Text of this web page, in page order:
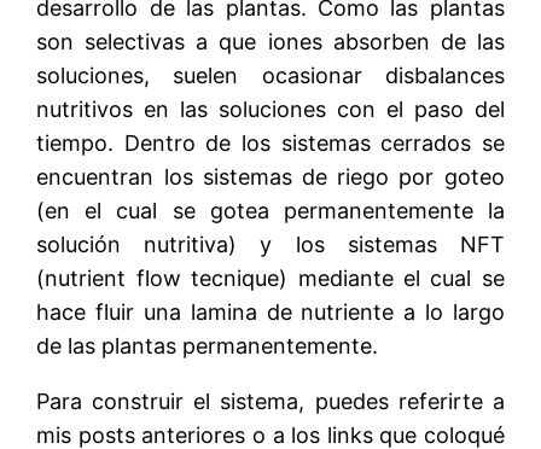
desarrollo de las plantas. Como las plantas
son selectivas a que iones absorben de las
soluciones, suelen ocasionar disbalances
nutritivos en las soluciones con el paso del
tiempo. Dentro de los sistemas cerrados se
encuentran los sistemas de riego por goteo
(en el cual se gotea permanentemente la
solución nutritiva) y los sistemas NFT
(nutrient flow tecnique) mediante el cual se
hace fluir una lamina de nutriente a lo largo
de las plantas permanentemente.
Para construir el sistema, puedes referirte a
mis posts anteriores o a los links que coloqué